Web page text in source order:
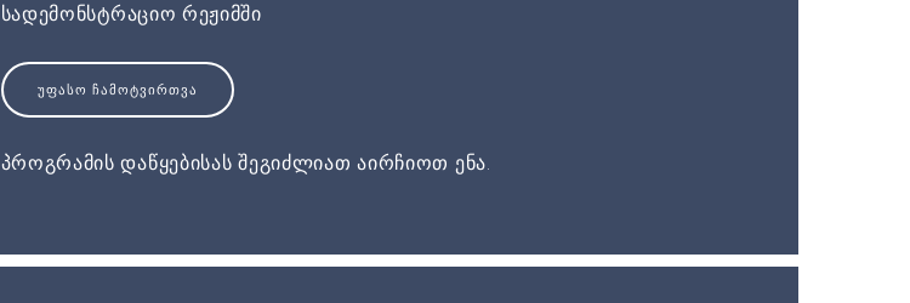
სადემონსტრაციო რეჟიმში
ᲣᲤᲐᲡᲝ ᲩᲐᲛᲝᲢᲕᲘᲠᲗᲕᲐ
პროგრამის დაწყებისას შეგიძლიათ აირჩიოთ ენა.